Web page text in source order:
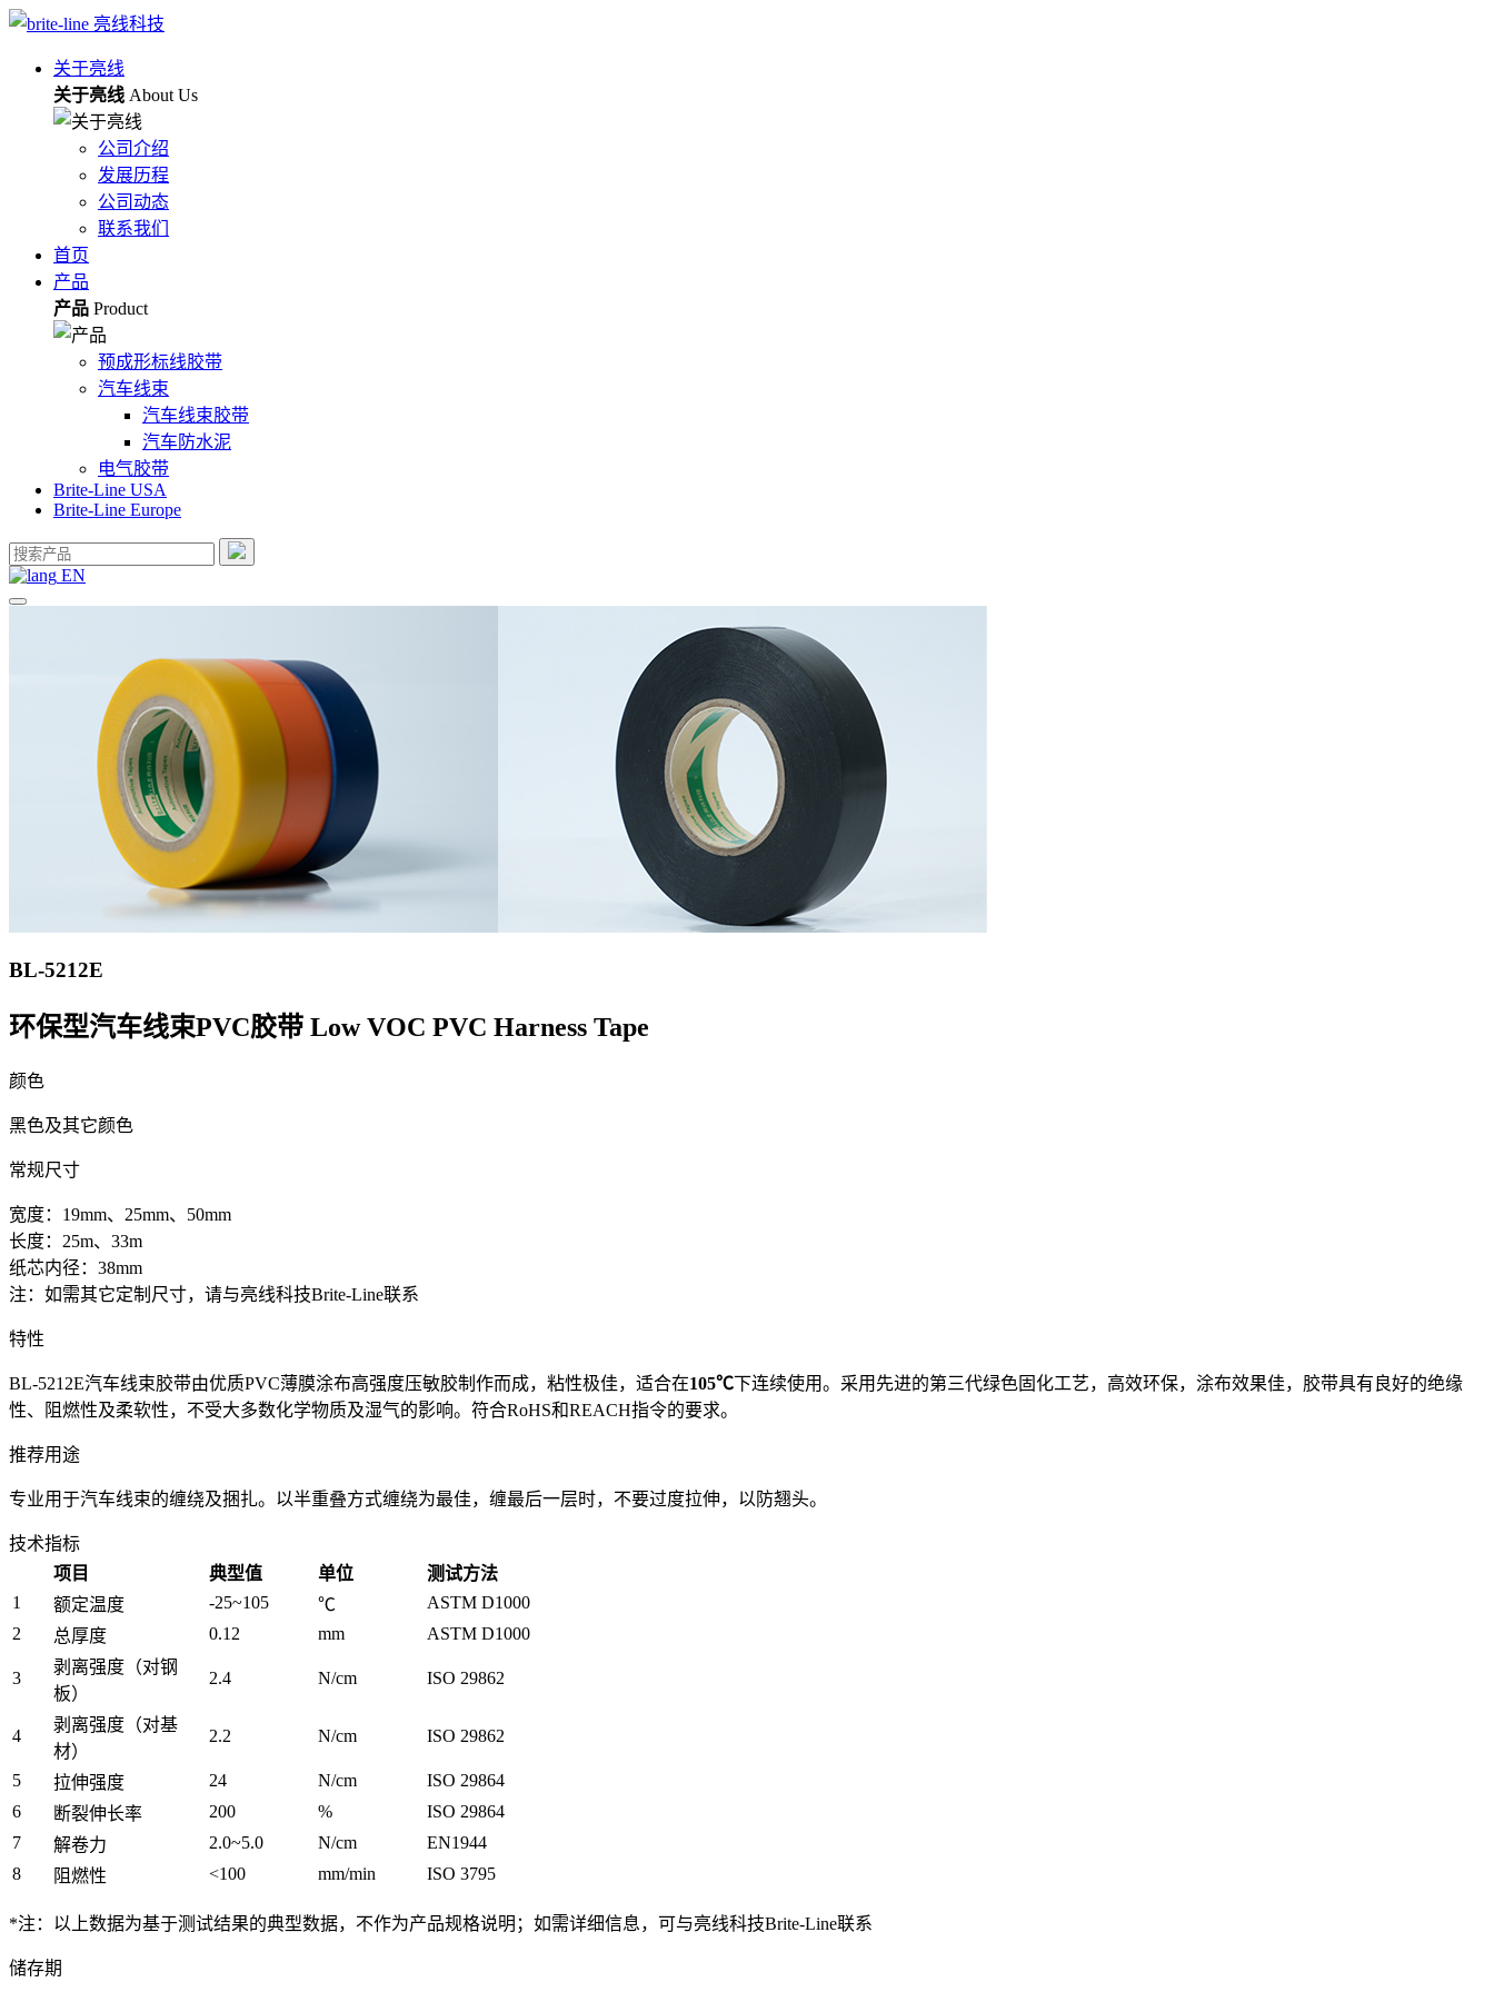
关于亮线
关于亮线 About Us
公司介绍
发展历程
公司动态
联系我们
首页
产品
产品 Product
预成形标线胶带
汽车线束
汽车线束胶带
汽车防水泥
电气胶带
Brite-Line USA
Brite-Line Europe
EN
BL-5212E
环保型汽车线束PVC胶带 Low VOC PVC Harness Tape
颜色
黑色及其它颜色
常规尺寸
宽度：19mm、25mm、50mm
长度：25m、33m
纸芯内径：38mm
注：如需其它定制尺寸，请与亮线科技Brite-Line联系
特性
BL-5212E汽车线束胶带由优质PVC薄膜涂布高强度压敏胶制作而成，粘性极佳，适合在105℃下连续使用。采用先进的第三代绿色固化工艺，高效环保，涂布效果佳，胶带具有良好的绝缘
性、阻燃性及柔软性，不受大多数化学物质及湿气的影响。符合RoHS和REACH指令的要求。
推荐用途
专业用于汽车线束的缠绕及捆扎。以半重叠方式缠绕为最佳，缠最后一层时，不要过度拉伸，以防翘头。
技术指标
项目
典型值 单位
测试方法
1
额定温度 -25~105 ℃
ASTM D1000
2
总厚度 0.12 mm ASTM D1000
3
剥离强度（对钢
板）
2.4 N/cm ISO 29862
4
剥离强度（对基
材）
2.2 N/cm ISO 29862
5 拉伸强度 24 N/cm
ISO 29864
6
断裂伸长率 200 %
ISO 29864
7
解卷力 2.0~5.0 N/cm
EN1944
8
阻燃性 <100 mm/min ISO 3795
*注：以上数据为基于测试结果的典型数据，不作为产品规格说明；如需详细信息，可与亮线科技Brite-Line联系
储存期